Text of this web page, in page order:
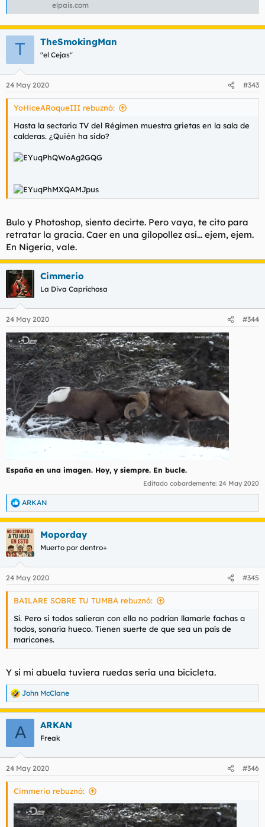
elpais.com
T TheSmokingMan
"el Cejas"
24 May 2020 #343
YoHiceARoqueIII rebuznó:
Hasta la sectaria TV del Régimen muestra grietas en la sala de
calderas. ¿Quién ha sido?
Bulo y Photoshop, siento decirte. Pero vaya, te cito para
retratar la gracia. Caer en una gilopollez así... ejem, ejem.
En Nigeria, vale.
Cimmerio
La Diva Caprichosa
24 May 2020 #344
España en una imagen. Hoy, y siempre. En bucle.
Editado cobardemente: 24 May 2020
R
e
a
c
c
i
e
s
ARKAN
Moporday
Muerto por dentro+
24 May 2020 #345
BAILARE SOBRE TU TUMBA rebuznó:
Sí. Pero si todos salieran con ella no podrían llamarle fachas a
todos, sonaría hueco. Tienen suerte de que sea un país de
maricones.
Y si mi abuela tuviera ruedas sería una bicicleta.
R
e
a
e
s
John McClane
A ARKAN
Freak
24 May 2020 #346
Cimmerio rebuznó: